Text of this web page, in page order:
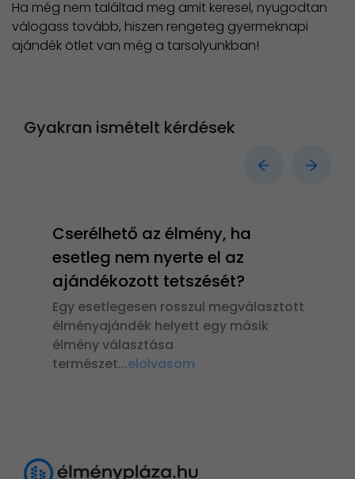
Ha még nem találtad meg amit keresel, nyugodtan
válogass tovább, hiszen rengeteg gyermeknapi
ajándék ötlet van még a tarsolyunkban!
Gyakran ismételt kérdések
Cserélhető az élmény, ha
esetleg nem nyerte el az
ajándékozott tetszését?
Egy esetlegesen rosszul megválasztott
élményajándék helyett egy másik
élmény választása
természet...elolvasom